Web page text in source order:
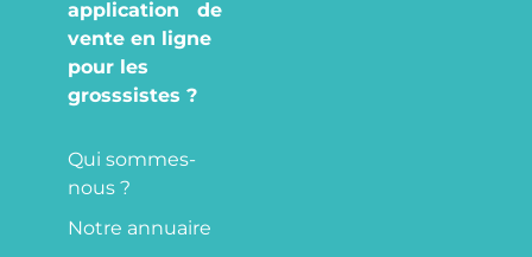
application de
vente en ligne
pour les
grosssistes ?
Qui sommes-
nous ?
Notre annuaire